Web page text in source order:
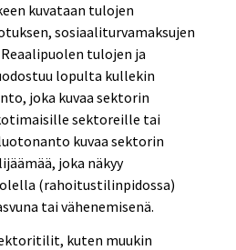
kuvataan tulojen
sosiaaliturvamaksujen
tulojen ja
lopulta kullekin
joka kuvaa sektorin
sektoreille tai
kuvaa sektorin
joka näkyy
(rahoitustilinpidossa)
tai vähenemisenä.
kuten muukin